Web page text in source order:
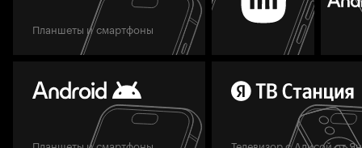
Планшеты и смартфоны